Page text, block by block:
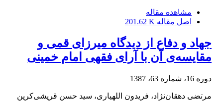
مشاهده مقاله
اصل مقاله 201.62 K
جهاد و دفاع از دیدگاه میرزای قمی و
مقایسه‌ی آن با آرای فقهی امام خمینی
دوره 16، شماره 63، 1387
مرتضی دهقان‌نژاد، فریدون اللهیاری، سید حسن قریشی‌کرین